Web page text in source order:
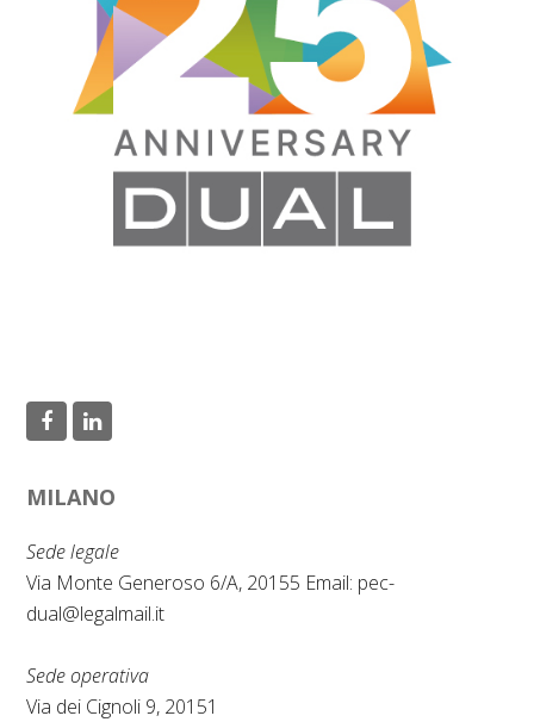
c
e
b
o
k
L
n
k
e
d
n
MILANO
Sede legale
Via Monte Generoso 6/A, 20155 Email: pec-
dual@legalmail.it
Sede operativa
Via dei Cignoli 9, 20151